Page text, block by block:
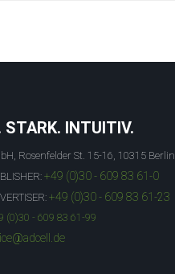
STARK. INTUITIV.
Rosenfelder St. 15-16, 10315 Berlin
+49 (0)30 - 609 83 61-0
+49 (0)30 - 609 83 61-23
(0)30 - 609 83 61-99